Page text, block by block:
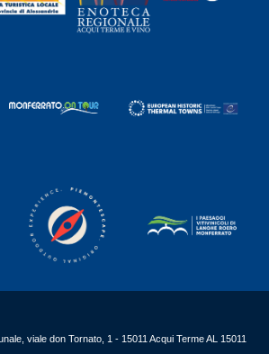
viale don Tornato, 1 - 15011 Acqui Terme AL 15011